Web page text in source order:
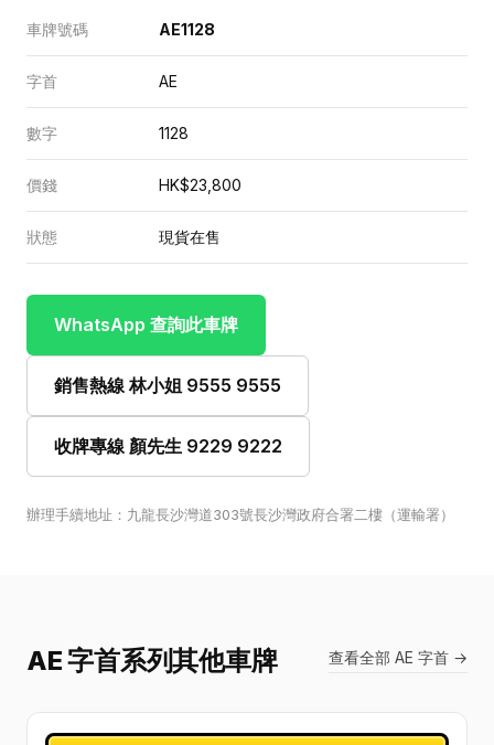
車牌號碼 AE1128
字首 AE
數字 1128
價錢 HK$23,800
狀態 現貨在售
WhatsApp 查詢此車牌
銷售熱線 林小姐 9555 9555
收牌專線 顏先生 9229 9222
辦理手續地址：九龍長沙灣道303號長沙灣政府合署二樓（運輸署）
AE 字首系列其他車牌 查看全部 AE 字首 →